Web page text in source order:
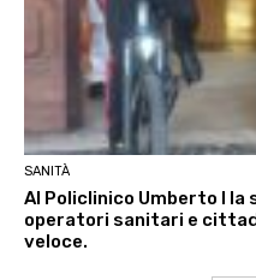
SANITÀ
Al Policlinico Umberto I
operatori sanitari e
veloce.